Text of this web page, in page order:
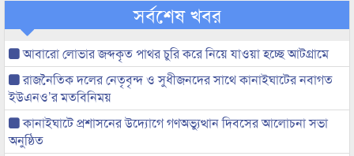
সর্বশেষ খবর
আবারো লোভার জব্দকৃত পাথর চুরি করে নিয়ে যাওয়া হচ্ছে আটগ্রামে
রাজনৈতিক দলের নেতৃবৃন্দ ও সুধীজনদের সাথে কানাইঘাটের নবাগত
ইউএনও’র মতবিনিময়
কানাইঘাটে প্রশাসনের উদ্যোগে গণঅভ্যুত্থান দিবসের আলোচনা সভা
অনুষ্ঠিত